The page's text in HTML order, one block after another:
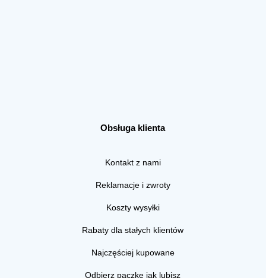
Obsługa klienta
Kontakt z nami
Reklamacje i zwroty
Koszty wysyłki
Rabaty dla stałych klientów
Najczęściej kupowane
Odbierz paczkę jak lubisz